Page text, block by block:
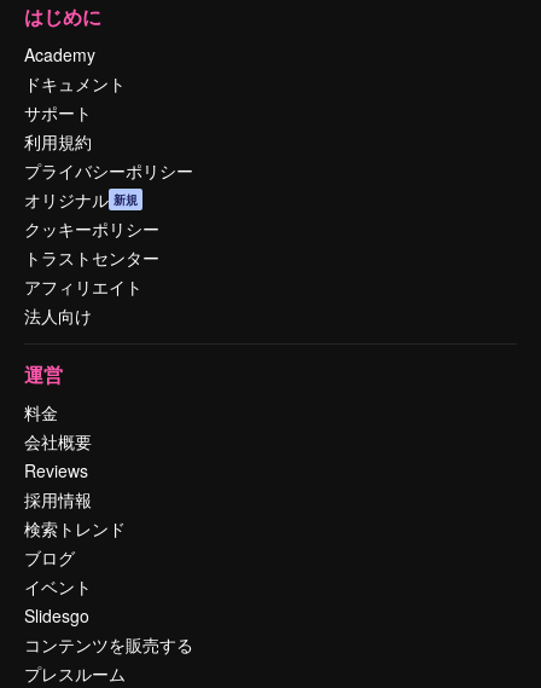
はじめに
Academy
ドキュメント
サポート
利用規約
プライバシーポリシー
オリジナル 新規
クッキーポリシー
トラストセンター
アフィリエイト
法人向け
運営
料金
会社概要
Reviews
採用情報
検索トレンド
ブログ
イベント
Slidesgo
コンテンツを販売する
プレスルーム